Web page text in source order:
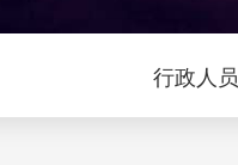
行政人员